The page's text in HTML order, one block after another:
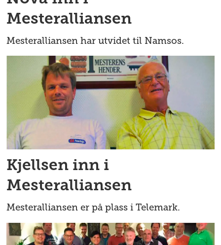
Mesteralliansen
Mesteralliansen har utvidet til Namsos.
Kjellsen inn i
Mesteralliansen
Mesteralliansen er på plass i Telemark.